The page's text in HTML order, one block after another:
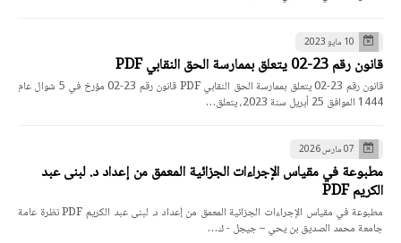
10 مايو 2023
قانون رقم 23-02 يتعلق بممارسة الحق النقابي PDF
قانون رقم 23-02 يتعلق بممارسة الحق النقابي PDF قانون رقم 23-02 مؤرخ في 5 شوال عام
1444 الموافق 25 أبريل سنة 2023، يتعلق…
07 مارس 2026
مطبوعة في مقياس الإجراءات الجزائية المعمق من إعداد د. لبنى عبد
الكريم PDF
مطبوعة في مقياس الإجراءات الجزائية المعمق من إعداد د. لبنى عبد الكريم PDF نظرة عامة
جامعة محمد الصديق بن يحي – جيجل - ك…